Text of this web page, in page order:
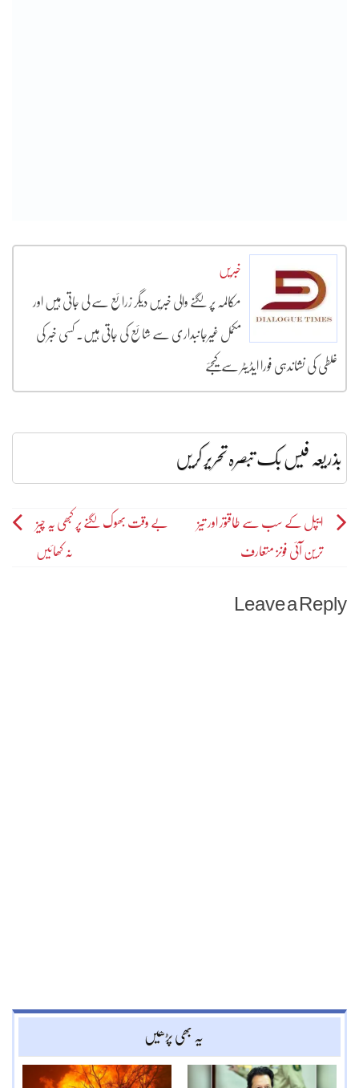
خبریں
مکالمہ پر لگنے والی خبریں دیگر زرائع سے لی جاتی ہیں اور
مکمل غیرجانبداری سے شائع کی جاتی ہیں۔ کسی خبر کی
غلطی کی نشاندہی فورا ایڈیٹر سے کیجئے
بذریعہ فیس بک تبصرہ تحریر کریں
Post
navigation
ایپل کے سب سے طاقتور اور تیز
ترین آئی فونز متعارف
بے وقت بھوک لگنے پر کبھی یہ چیز
نہ کھائیں
Leave a Reply
یہ بھی پڑھیں